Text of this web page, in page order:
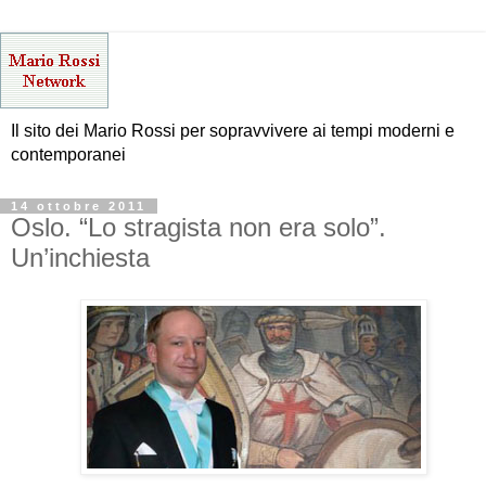
Il sito dei Mario Rossi per sopravvivere ai tempi moderni e
contemporanei
14 ottobre 2011
Oslo. “Lo stragista non era solo”.
Un’inchiesta